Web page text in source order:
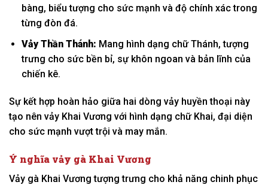
bàng, biểu tượng cho sức mạnh và độ chính xác trong
từng đòn đá.
Vảy Thần Thánh: Mang hình dạng chữ Thánh, tượng
trưng cho sức bền bỉ, sự khôn ngoan và bản lĩnh của
chiến kê.
Sự kết hợp hoàn hảo giữa hai dòng vảy huyền thoại này
tạo nên vảy Khai Vương với hình dạng chữ Khai, đại diện
cho sức mạnh vượt trội và may mắn.
Ý nghĩa vảy gà Khai Vương
Vảy gà Khai Vương tượng trưng cho khả năng chinh phục